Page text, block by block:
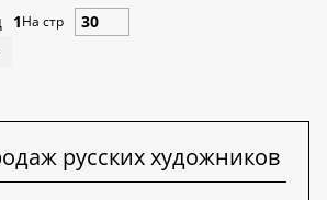
1На стр
русских художников